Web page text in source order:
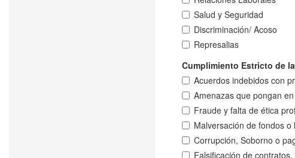
Salud y Seguridad
Discriminación/ Acoso
Represalias
Cumplimiento Estricto de
Acuerdos indebidos con
Amenazas que pongan
Fraude y falta de ética
Malversación de fondos o
Corrupción, Soborno o
Falsificación de